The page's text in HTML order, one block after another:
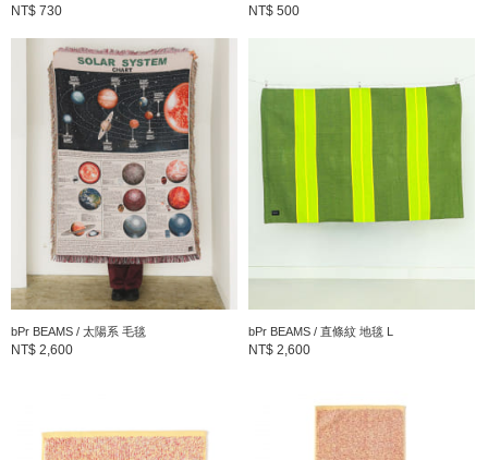
NT$ 730 NT$ 500
bPr BEAMS / 太陽系 毛毯
NT$ 2,600
bPr BEAMS / 直條紋 地毯 L
NT$ 2,600